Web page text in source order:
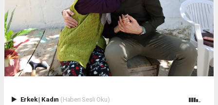
Erkek| Kadın (Haberi Sesli Oku)